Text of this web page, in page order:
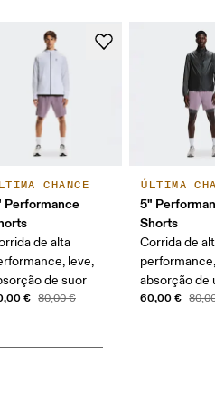
CHANCE
Performance
de alta
leve,
de suor
€ 80,00 €
ÚLTIMA
5"
Shorts
Corrida de
absorção de
60,00 €